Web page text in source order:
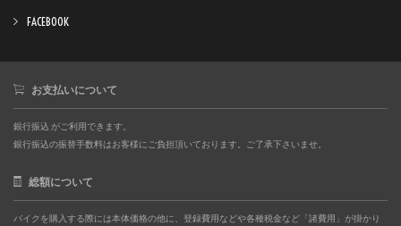
FACEBOOK
お支払いについて
銀行振込 がご利用できます。
銀行振込の振替手数料はお客様にご負担頂いております。ご了承下さいませ。
総額について
バイクを購入する際には本体価格の他に、登録費用などや各種税金など「諸費用」が掛かり